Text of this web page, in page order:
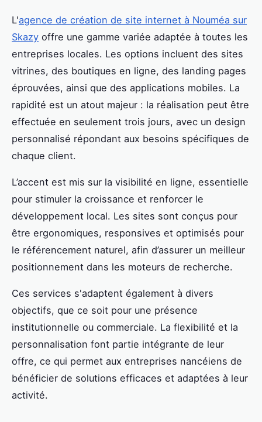
L'agence de création de site internet à Nouméa sur
Skazy offre une gamme variée adaptée à toutes les
entreprises locales. Les options incluent des sites
vitrines, des boutiques en ligne, des landing pages
éprouvées, ainsi que des applications mobiles. La
rapidité est un atout majeur : la réalisation peut être
effectuée en seulement trois jours, avec un design
personnalisé répondant aux besoins spécifiques de
chaque client.
L’accent est mis sur la visibilité en ligne, essentielle
pour stimuler la croissance et renforcer le
développement local. Les sites sont conçus pour
être ergonomiques, responsives et optimisés pour
le référencement naturel, afin d’assurer un meilleur
positionnement dans les moteurs de recherche.
Ces services s'adaptent également à divers
objectifs, que ce soit pour une présence
institutionnelle ou commerciale. La flexibilité et la
personnalisation font partie intégrante de leur
offre, ce qui permet aux entreprises nancéiens de
bénéficier de solutions efficaces et adaptées à leur
activité.